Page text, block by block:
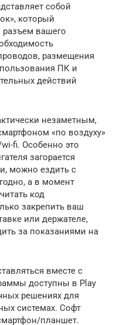
собой
который
разъем вашего
размещения
ПК и
действий
незаметным,
«по воздуху»
fi. Особенно это
загорается
можно ездить с
а в момент
код
закрепить ваш
или держателе,
за показаниями на
вместе с
доступны в Play
решениях для
системах. Софт
планшет.